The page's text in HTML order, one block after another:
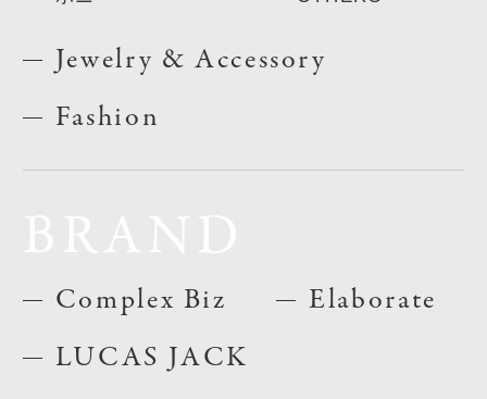
Jewelry & Accessory
Fashion
Complex Biz
LUCAS JACK
Elaborate